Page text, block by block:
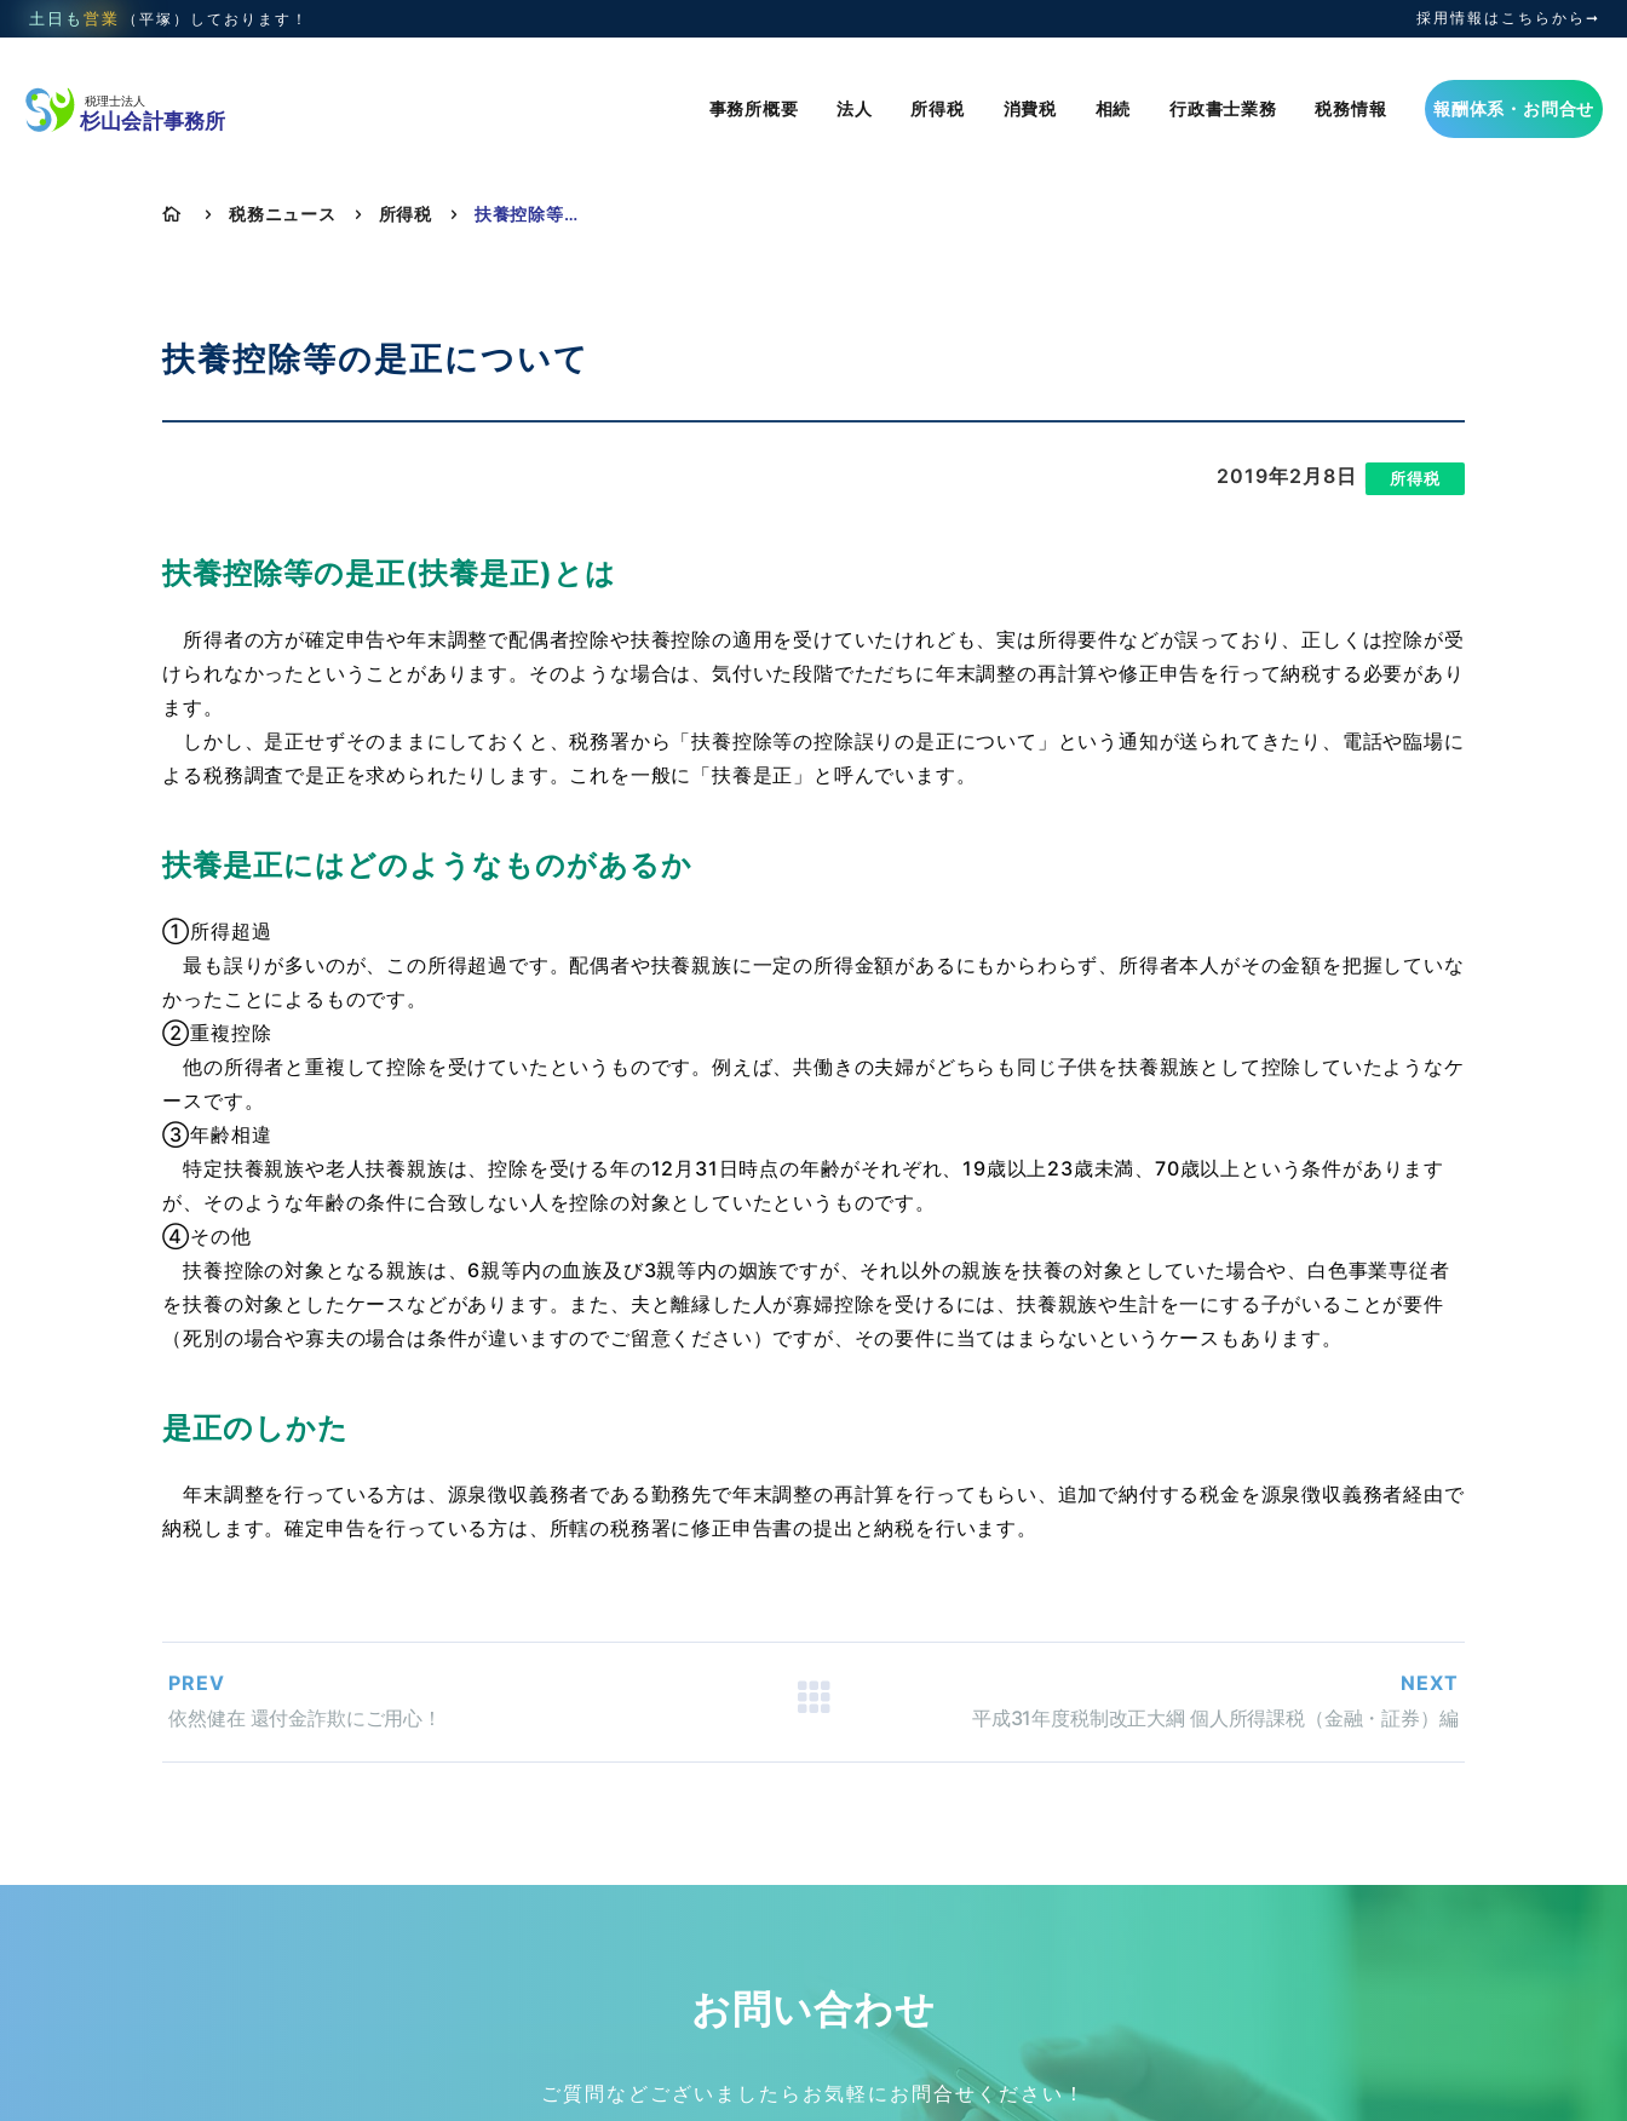
土日も 営業 （平塚） しております！ 採用情報はこちらから➞
事務所概要 法人 所得税 消費税 相続 行政書士業務 税務情報 報酬体系・お問合せ
 5 税務ニュース 5 所得税 5 扶養控除等の是正について
扶養控除等の是正について
2019年2月8日 所得税
扶養控除等の是正(扶養是正)とは
所得者の方が確定申告や年末調整で配偶者控除や扶養控除の適用を受けていたけれども、実は所得要件などが誤っており、正しくは控除が受
けられなかったということがあります。そのような場合は、気付いた段階でただちに年末調整の再計算や修正申告を行って納税する必要があり
ます。
しかし、是正せずそのままにしておくと、税務署から「扶養控除等の控除誤りの是正について」という通知が送られてきたり、電話や臨場に
よる税務調査で是正を求められたりします。これを一般に「扶養是正」と呼んでいます。
扶養是正にはどのようなものがあるか
①所得超過
最も誤りが多いのが、この所得超過です。配偶者や扶養親族に一定の所得金額があるにもからわらず、所得者本人がその金額を把握していな
かったことによるものです。
②重複控除
他の所得者と重複して控除を受けていたというものです。例えば、共働きの夫婦がどちらも同じ子供を扶養親族として控除していたようなケ
ースです。
③年齢相違
特定扶養親族や老人扶養親族は、控除を受ける年の12月31日時点の年齢がそれぞれ、19歳以上23歳未満、70歳以上という条件があります
が、そのような年齢の条件に合致しない人を控除の対象としていたというものです。
④その他
扶養控除の対象となる親族は、6親等内の血族及び3親等内の姻族ですが、それ以外の親族を扶養の対象としていた場合や、白色事業専従者
を扶養の対象としたケースなどがあります。また、夫と離縁した人が寡婦控除を受けるには、扶養親族や生計を一にする子がいることが要件
（死別の場合や寡夫の場合は条件が違いますのでご留意ください）ですが、その要件に当てはまらないというケースもあります。
是正のしかた
年末調整を行っている方は、源泉徴収義務者である勤務先で年末調整の再計算を行ってもらい、追加で納付する税金を源泉徴収義務者経由で
納税します。確定申告を行っている方は、所轄の税務署に修正申告書の提出と納税を行います。
PREV
依然健在 還付金詐欺にご用心！
NEXT
平成31年度税制改正大綱 個人所得課税（金融・証券）編
お問い合わせ
ご質問などございましたらお気軽にお問合せください！